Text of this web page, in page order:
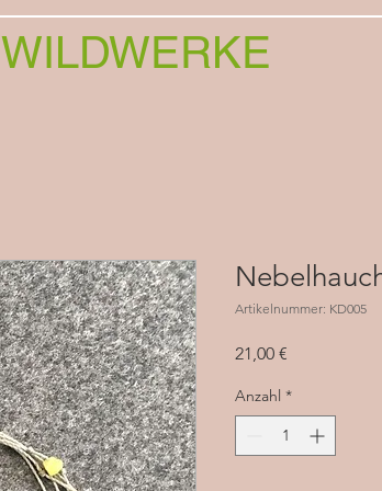
WILDWERKE
Artikelnummer: KD005
21,00 €
Anzahl *